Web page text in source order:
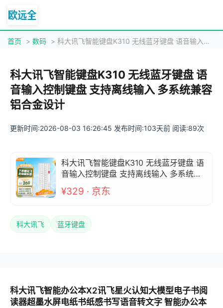
首页 > 数码 > 科大讯飞智能键盘K310 无线蓝牙键盘 语音输入控制键盘 支持离线输入 多系统兼容 铝合金设计
科大讯飞智能键盘K310 无线蓝牙键盘 语
音输入控制键盘 支持离线输入 多系统兼容
铝合金设计
更新时间:2026-08-03 16:26:45 发布时间:103天前 阅读:89次
科大讯飞智能键盘K310 无线蓝牙键盘 语
音输入控制键盘 支持离线输入 多系统兼
容 铝合金设计
¥329 · 京东
科大讯飞 蓝牙键盘
科大讯飞智能办公本X2讯飞星火认知大模型电子书阅
读器超墨水屏电纸书纸感书写语音转文字 智能办公本